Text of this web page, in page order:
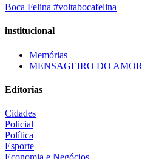
Boca Felina #voltabocafelina
institucional
Memórias
MENSAGEIRO DO AMOR
Editorias
Cidades
Policial
Política
Esporte